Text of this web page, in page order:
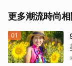
更多潮流時尚
01